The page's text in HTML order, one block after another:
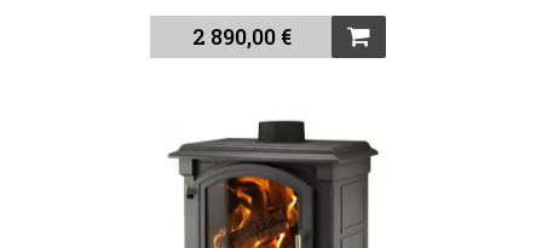
2 890,00 €